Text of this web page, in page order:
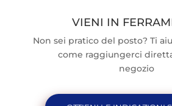
VIENI IN
Non sei pratico del posto? Ti
come raggiungerci
negozio